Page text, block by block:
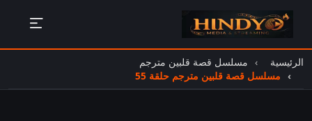
الرئيسية
مسلسل قصة قلبين مترجم
مسلسل قصة قلبين مترجم حلقة 55